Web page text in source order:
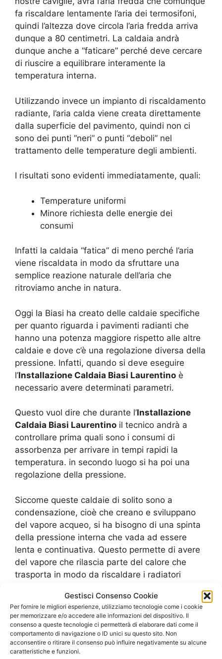
Gestisci Consenso Cookie
Per fornire le migliori esperienze, utilizziamo tecnologie come i cookie
per memorizzare e/o accedere alle informazioni del dispositivo. Il
consenso a queste tecnologie ci permetterà di elaborare dati come il
comportamento di navigazione o ID unici su questo sito. Non
acconsentire o ritirare il consenso può influire negativamente su alcune
caratteristiche e funzioni.
fa riscaldare lentamente l’aria dei termosifoni,
quindi l’altezza dove circola l’aria fredda arriva
dunque a 80 centimetri. La caldaia andrà
dunque anche a “faticare” perché deve cercare
di riuscire a equilibrare interamente la
temperatura interna.
Utilizzando invece un impianto di riscaldamento
radiante, l’aria calda viene creata direttamente
dalla superficie del pavimento, quindi non ci
sono dei punti “neri” o punti “deboli” nel
trattamento delle temperature degli ambienti.
I risultati sono evidenti immediatamente, quali:
Temperature uniformi
Minore richiesta delle energie dei
consumi
Infatti la caldaia “fatica” di meno perché l’aria
viene riscaldata in modo da sfruttare una
semplice reazione naturale dell’aria che
ritroviamo anche in natura.
Oggi la Biasi ha creato delle caldaie specifiche
per quanto riguarda i pavimenti radianti che
hanno una potenza maggiore rispetto alle altre
caldaie e dove c’è una regolazione diversa della
pressione. Infatti, quando si deve eseguire
l’Installazione Caldaia Biasi Laurentino è
necessario avere determinati parametri.
Questo vuol dire che durante l’Installazione
Caldaia Biasi Laurentino il tecnico andrà a
controllare prima quali sono i consumi di
assorbenza per arrivare in tempi rapidi la
temperatura. in secondo luogo si ha poi una
regolazione della pressione.
Siccome queste caldaie di solito sono a
condensazione, cioè che creano e sviluppano
del vapore acqueo, si ha bisogno di una spinta
della pressione interna che vada ad essere
lenta e continuativa. Questo permette di avere
del vapore che rilascia parte del calore che
trasporta in modo da riscaldare i radiatori
pavimento. Al contrario della semplice
Installazione Caldaia Biasi Laurentinoche
riguarda i modelli tradizionali, l’attenzione alla
spinta di pressione è importantissima perché
per l’acqua riscaldata, che ha un diverso peso,